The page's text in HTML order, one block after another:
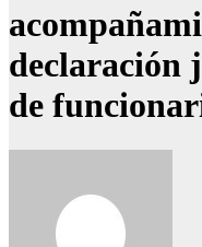
declaración
de